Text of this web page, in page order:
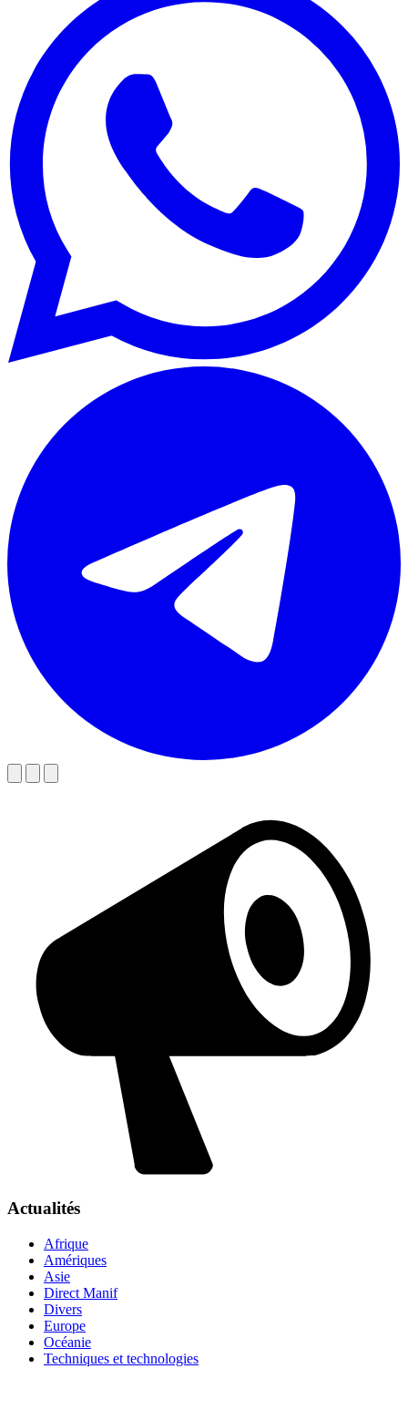
Actualités
Afrique
Amériques
Asie
Direct Manif
Divers
Europe
Océanie
Techniques et technologies